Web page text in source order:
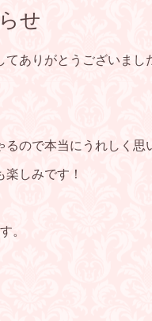
せ
ありがとうございまし
ので本当にうれしく思
しみです！
。